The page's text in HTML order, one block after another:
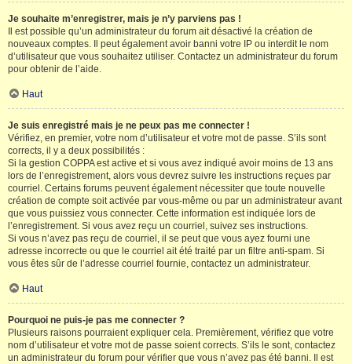
Je souhaite m’enregistrer, mais je n’y parviens pas !
Il est possible qu’un administrateur du forum ait désactivé la création de
nouveaux comptes. Il peut également avoir banni votre IP ou interdit le nom
d’utilisateur que vous souhaitez utiliser. Contactez un administrateur du forum
pour obtenir de l’aide.
Haut
Je suis enregistré mais je ne peux pas me connecter !
Vérifiez, en premier, votre nom d’utilisateur et votre mot de passe. S’ils sont
corrects, il y a deux possibilités :
Si la gestion COPPA est active et si vous avez indiqué avoir moins de 13 ans
lors de l’enregistrement, alors vous devrez suivre les instructions reçues par
courriel. Certains forums peuvent également nécessiter que toute nouvelle
création de compte soit activée par vous-même ou par un administrateur avant
que vous puissiez vous connecter. Cette information est indiquée lors de
l’enregistrement. Si vous avez reçu un courriel, suivez ses instructions.
Si vous n’avez pas reçu de courriel, il se peut que vous ayez fourni une
adresse incorrecte ou que le courriel ait été traité par un filtre anti-spam. Si
vous êtes sûr de l’adresse courriel fournie, contactez un administrateur.
Haut
Pourquoi ne puis-je pas me connecter ?
Plusieurs raisons pourraient expliquer cela. Premièrement, vérifiez que votre
nom d’utilisateur et votre mot de passe soient corrects. S’ils le sont, contactez
un administrateur du forum pour vérifier que vous n’avez pas été banni. Il est